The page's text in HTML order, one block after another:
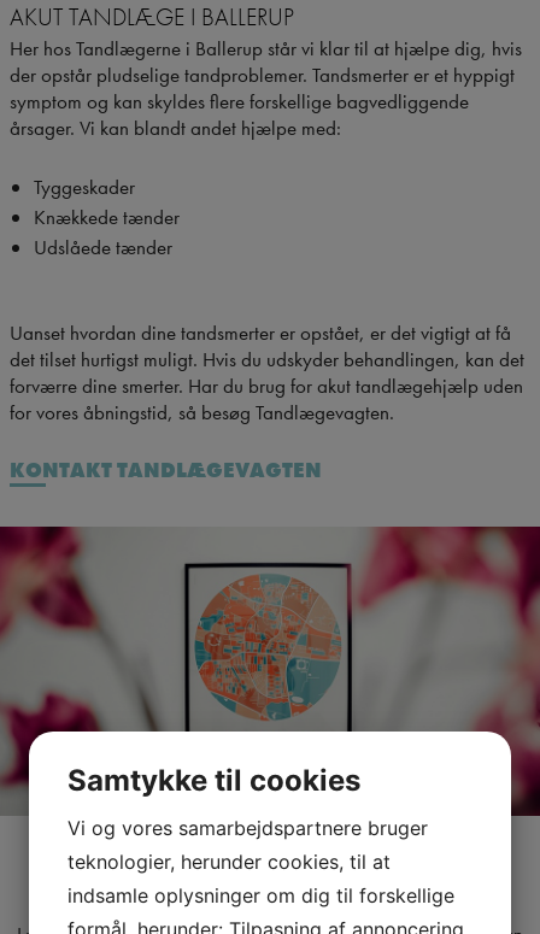
AKUT TANDLÆGE I BALLERUP
Her hos Tandlægerne i Ballerup står vi klar til at hjælpe dig, hvis
der opstår pludselige tandproblemer. Tandsmerter er et hyppigt
symptom og kan skyldes flere forskellige bagvedliggende
årsager. Vi kan blandt andet hjælpe med:
Tyggeskader
Knækkede tænder
Udslåede tænder
Uanset hvordan dine tandsmerter er opstået, er det vigtigt at få
det tilset hurtigst muligt. Hvis du udskyder behandlingen, kan det
forværre dine smerter. Har du brug for akut tandlægehjælp uden
for vores åbningstid, så besøg Tandlægevagten.
KONTAKT TANDLÆGEVAGTEN
EN TANDLÆGEKLINIK FOR ALLE
Samtykke til cookies
Vi og vores samarbejdspartnere bruger
teknologier, herunder cookies, til at
indsamle oplysninger om dig til forskellige
formål, herunder: Tilpasning af annoncering,